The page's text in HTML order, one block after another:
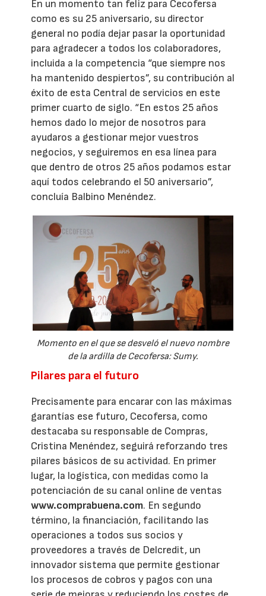
En un momento tan feliz para Cecofersa
como es su 25 aniversario, su director
general no podía dejar pasar la oportunidad
para agradecer a todos los colaboradores,
incluida a la competencia “que siempre nos
ha mantenido despiertos”, su contribución al
éxito de esta Central de servicios en este
primer cuarto de siglo. “En estos 25 años
hemos dado lo mejor de nosotros para
ayudaros a gestionar mejor vuestros
negocios, y seguiremos en esa línea para
que dentro de otros 25 años podamos estar
aquí todos celebrando el 50 aniversario”,
concluía Balbino Menéndez.
Momento en el que se desveló el nuevo nombre
de la ardilla de Cecofersa: Sumy.
Pilares para el futuro
Precisamente para encarar con las máximas
garantías ese futuro, Cecofersa, como
destacaba su responsable de Compras,
Cristina Menéndez, seguirá reforzando tres
pilares básicos de su actividad. En primer
lugar, la logística, con medidas como la
potenciación de su canal online de ventas
www.comprabuena.com. En segundo
término, la financiación, facilitando las
operaciones a todos sus socios y
proveedores a través de Delcredit, un
innovador sistema que permite gestionar
los procesos de cobros y pagos con una